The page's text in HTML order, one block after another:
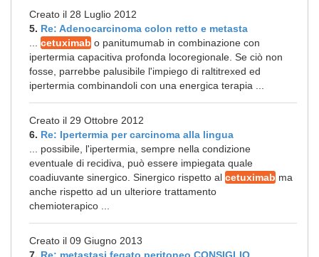
Creato il 28 Luglio 2012
5. Re: Adenocarcinoma colon retto e metasta
cetuximab o panitumumab in combinazione con
ipertermia capacitiva profonda locoregionale. Se ciò non
fosse, parrebbe palusibile l'impiego di raltitrexed ed
ipertermia combinandoli con una energica terapia ...
Creato il 29 Ottobre 2012
6. Re: Ipertermia per carcinoma alla lingua
... possibile, l'ipertermia, sempre nella condizione
eventuale di recidiva, può essere impiegata quale
coadiuvante sinergico. Sinergico rispetto al cetuximab ma
anche rispetto ad un ulteriore trattamento
chemioterapico ...
Creato il 09 Giugno 2013